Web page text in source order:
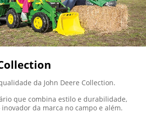
da John Deere Collection.
que combina estilo e durabilidade,
da marca no campo e além.